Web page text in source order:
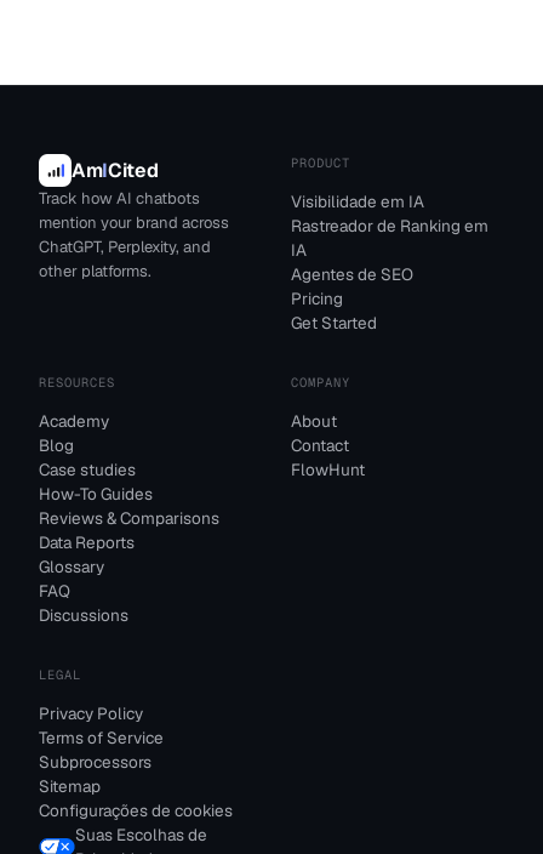
AmICited
Track how AI chatbots
mention your brand across
ChatGPT, Perplexity, and
other platforms.
PRODUCT
Visibilidade em IA
Rastreador de Ranking em
IA
Agentes de SEO
Pricing
Get Started
RESOURCES
Academy
Blog
Case studies
How-To Guides
Reviews & Comparisons
Data Reports
Glossary
FAQ
Discussions
COMPANY
About
Contact
FlowHunt
LEGAL
Privacy Policy
Terms of Service
Subprocessors
Sitemap
Configurações de cookies
Suas Escolhas de